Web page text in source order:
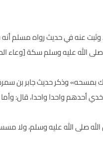
وثبت عنه في حديث رواه مسلم
الله عليه وسلم سكة [وعاء
بمسحه» وذكر حديث جابر بن
أحدهم واحدا واحدا، قال:
صلى الله عليه وسلم، ولا